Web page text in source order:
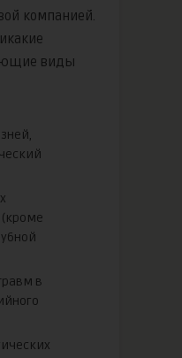
компанией.
виды
в